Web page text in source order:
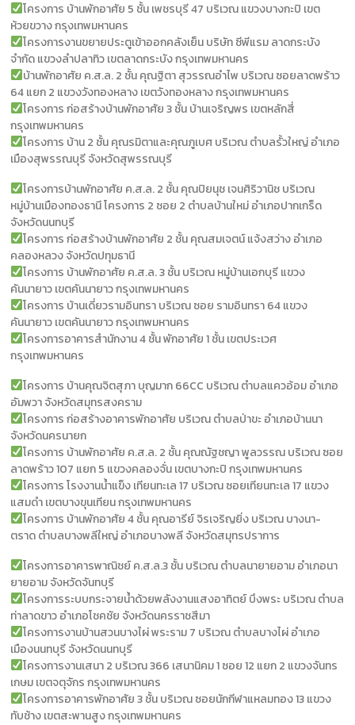
โครงการ บ้านพักอาศัย 5 ชั้น เพชรบุรี 47 บริเวณ แขวงบางกะปิ เขต
ห้วยขวาง กรุงเทพมหานคร
โครงการงานขยายประตูเข้าออกคลังเย็น บริษัท ซีพีแรม ลาดกระบัง
จำกัด แขวงลำปลาทิว เขตลาดกระบัง กรุงเทพมหานคร
บ้านพักอาศัย ค.ส.ล. 2 ชั้น คุณฐิตา สุวรรณอำไพ บริเวณ ซอยลาดพร้าว
64 แยก 2 แขวงวังทองหลาง เขตวังทองหลาง กรุงเทพมหานคร
โครงการ ก่อสร้างบ้านพักอาศัย 3 ชั้น บ้านเจริญพร เขตหลักสี่
กรุงเทพมหานคร
โครงการ บ้าน 2 ชั้น คุณรมิตาและคุณภูเบศ บริเวณ ตำบลรั้วใหญ่ อำเภอ
เมืองสุพรรณบุรี จังหวัดสุพรรณบุรี
โครงการบ้านพักอาศัย ค.ส.ล. 2 ชั้น คุณปิยนุช เจนศิริวานิช บริเวณ
หมู่บ้านเมืองทองธานี โครงการ 2 ซอย 2 ตำบลบ้านใหม่ อำเภอปากเกร็ด
จังหวัดนนทบุรี
โครงการ ก่อสร้างบ้านพักอาศัย 2 ชั้น คุณสมเจตน์ แจ้งสว่าง อำเภอ
คลองหลวง จังหวัดปทุมธานี
โครงการ บ้านพักอาศัย ค.ส.ล. 3 ชั้น บริเวณ หมู่บ้านเอกบุรี แขวง
คันนายาว เขตคันนายาว กรุงเทพมหานคร
โครงการ บ้านเดี่ยวรามอินทรา บริเวณ ซอย รามอินทรา 64 แขวง
คันนายาว เขตคันนายาว กรุงเทพมหานคร
โครงการอาคารสำนักงาน 4 ชั้น พักอาศัย 1 ชั้น เขตประเวศ
กรุงเทพมหานคร
โครงการ บ้านคุณจิตสุภา บุญมาก 66CC บริเวณ ตำบลแควอ้อม อำเภอ
อัมพวา จังหวัดสมุทรสงคราม
โครงการ ก่อสร้างอาคารพักอาศัย บริเวณ ตำบลป่าขะ อำเภอบ้านนา
จังหวัดนครนายก
โครงการ บ้านพักอาศัย ค.ส.ล. 2 ชั้น คุณณัฐชญา พูลวรรณ บริเวณ ซอย
ลาดพร้าว 107 แยก 5 แขวงคลองจั่น เขตบางกะปิ กรุงเทพมหานคร
โครงการ โรงงานน้ำแข็ง เทียนทะเล 17 บริเวณ ซอยเทียนทะเล 17 แขวง
แสมดำ เขตบางขุนเทียน กรุงเทพมหานคร
โครงการ บ้านพักอาศัย 4 ชั้น คุณอารีย์ จิรเจริญยิ่ง บริเวณ บางนา-
ตราด ตำบลบางพลีใหญ่ อำเภอบางพลี จังหวัดสมุทรปราการ
โครงการอาคารพาณิชย์ ค.ส.ล.3 ชั้น บริเวณ ตำบลนายายอาม อำเภอนา
ยายอาม จังหวัดจันทบุรี
โครงการระบบกระจายน้ำด้วยพลังงานแสงอาทิตย์ บึงพระ บริเวณ ตำบล
ท่าลาดขาว อำเภอโชคชัย จังหวัดนครราชสีมา
โครงการงานบ้านสวนบางไผ่ พระราม 7 บริเวณ ตำบลบางไผ่ อำเภอ
เมืองนนทบุรี จังหวัดนนทบุรี
โครงการงานเสนา 2 บริเวณ 366 เสนานิคม 1 ซอย 12 แยก 2 แขวงจันทร
เกษม เขตจตุจักร กรุงเทพมหานคร
โครงการอาคารพักอาศัย 3 ชั้น บริเวณ ซอยนักกีฬาแหลมทอง 13 แขวง
ทับช้าง เขตสะพานสูง กรุงเทพมหานคร